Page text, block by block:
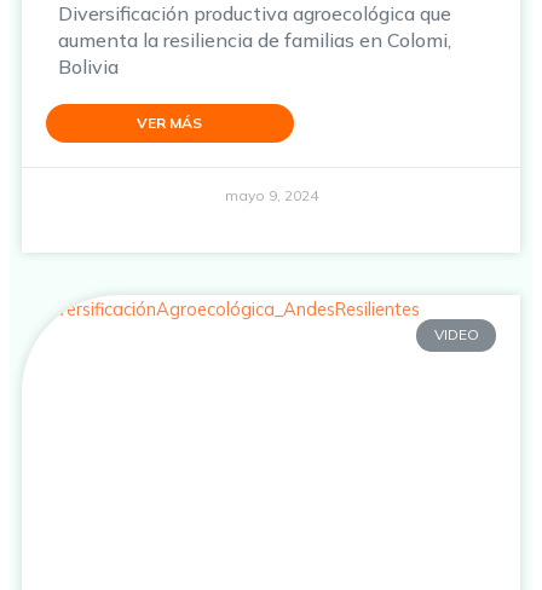
Diversificación productiva agroecológica que
aumenta la resiliencia de familias en Colomi,
Bolivia
VER MÁS
mayo 9, 2024
VIDEO